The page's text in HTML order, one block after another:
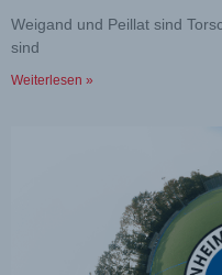
Weigand und Peillat sind
sind
Weiterlesen »